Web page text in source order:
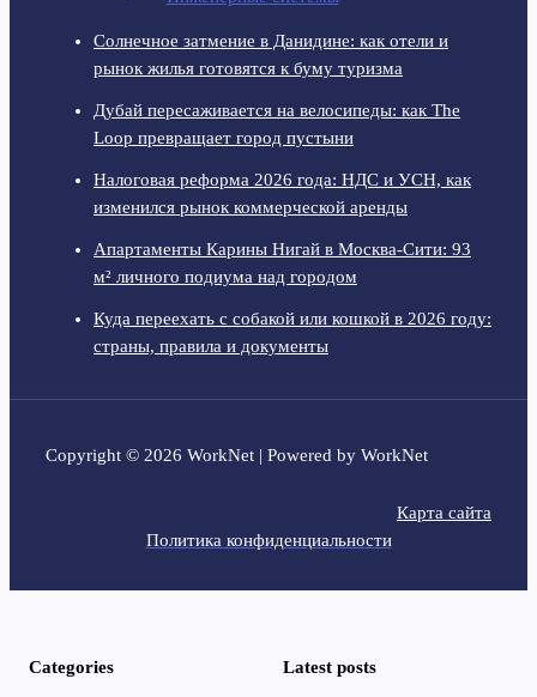
Солнечное затмение в Данидине: как отели и
рынок жилья готовятся к буму туризма
Дубай пересаживается на велосипеды: как The
Loop превращает город пустыни
Налоговая реформа 2026 года: НДС и УСН, как
изменился рынок коммерческой аренды
Апартаменты Карины Нигай в Москва-Сити: 93
м² личного подиума над городом
Куда переехать с собакой или кошкой в 2026 году:
страны, правила и документы
Copyright © 2026 WorkNet | Powered by WorkNet
Карта сайта
Политика конфиденциальности
Categories Latest posts